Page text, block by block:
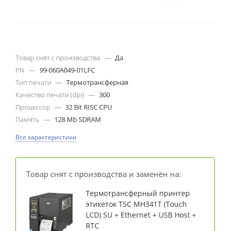
Товар снят с производства — Да
PN — 99-060A049-01LFC
Тип печати — Термотрансферная
Качество печати (dpi) — 300
Процессор — 32 Bit RISC CPU
Память — 128 Mb SDRAM
Все характеристики
Товар снят с производства и заменён на:
Термотрансферный принтер
этикеток TSC MH341T (Touch
LCD) SU + Ethernet + USB Host +
RTC